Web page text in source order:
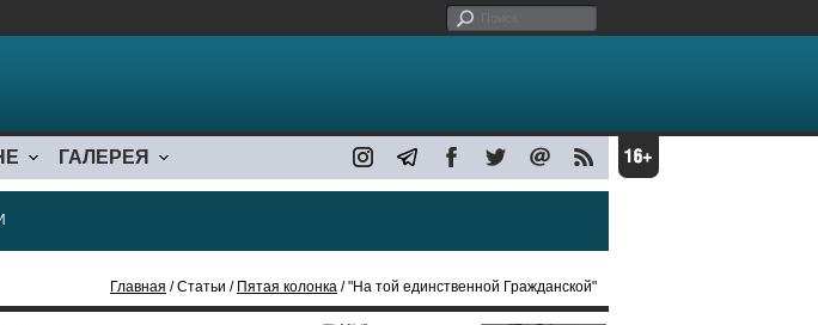
ГАЛЕРЕЯ
Главная / Статьи / Пятая колонка / "На той единственной Гражданской"